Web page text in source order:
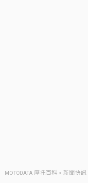
MOTODATA 摩托百科 > 新聞快訊